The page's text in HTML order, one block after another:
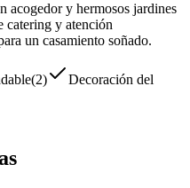
acogedor y hermosos jardines
catering y atención
un casamiento soñado.
(2)
Decoración del